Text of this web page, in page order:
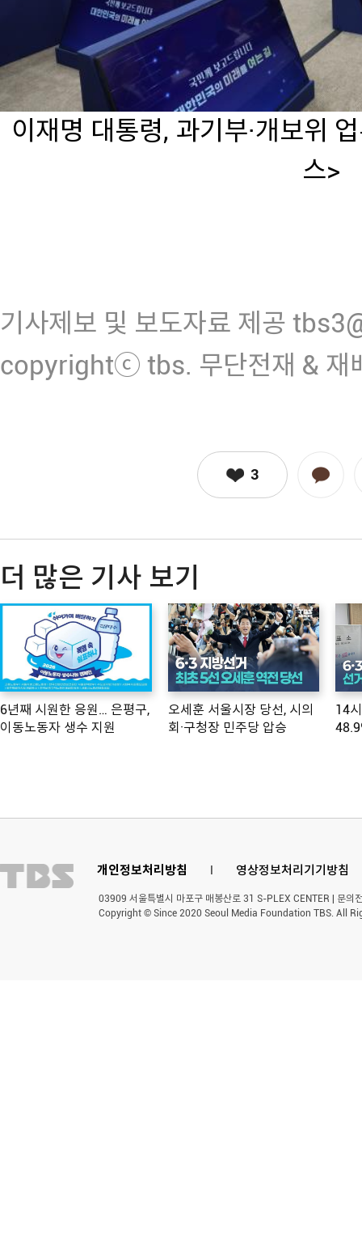
이재명 대통령, 과기부·개보위
스>
기사제보 및 보도자료 제공
copyrightⓒ tbs. 무단전재 & 재
3
더 많은 기사 보기
6년째 시원한 응원… 은평구,
이동노동자 생수 지원
오세훈 서울시장 당선, 시의
회·구청장 민주당 압승
14
개인정보처리방침 l 영상정보처리기기방침
03909 서울특별시 마포구 매봉산로 31 S-PLEX CENTER | 문
Copyright © Since 2020 Seoul Media Foundation TBS. All